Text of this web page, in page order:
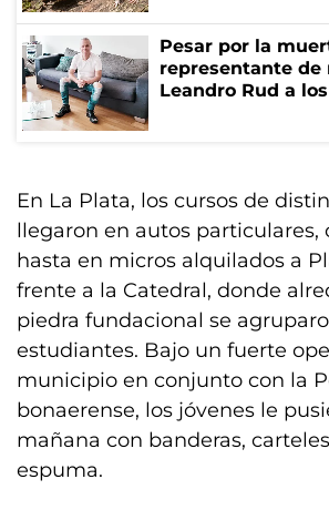
Pesar por la
representante de
Leandro Rud a los
En La Plata, los cursos de
llegaron en autos particulares,
hasta en micros alquilados a
frente a la Catedral, donde
piedra fundacional se
estudiantes. Bajo un fuerte
municipio en conjunto con la
bonaerense, los jóvenes le
mañana con banderas,
espuma.